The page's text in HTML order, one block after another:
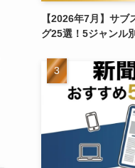
【2026年7月】サ
グ25選！5ジャンル